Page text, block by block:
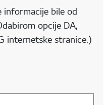
informacije bile od
opcije DA,
internetske stranice.)